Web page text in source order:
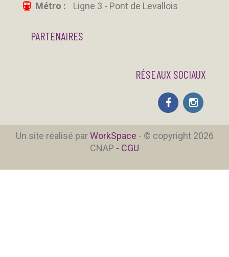
Métro :
Ligne 3 - Pont de Levallois
PARTENAIRES
RÉSEAUX SOCIAUX
Un site réalisé parWorkSpace - © copyright 2026
CNAP - CGU